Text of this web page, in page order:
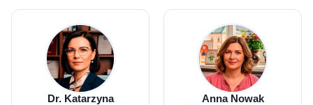
Dr. Katarzyna
Anna Nowak